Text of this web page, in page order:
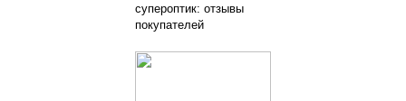
супероптик: отзывы
покупателей